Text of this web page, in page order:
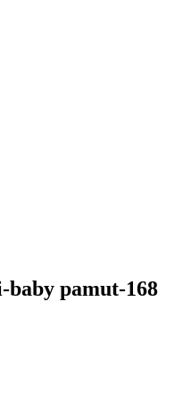
baby pamut-168